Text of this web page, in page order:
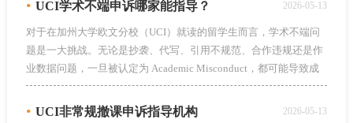
学生申诉辅导机构获得帮助，那么哪家好呢？
• UCI学术不端申诉哪家能指导？ 2026-05-13
对于在加州大学欧文分校（UCI）就读的留学生而言，学术不端问
题是一大挑战。无论是抄袭、代写、引用不规范、合作违规还是作
业数据问题，一旦被认定为 Academic Misconduct，都可能导致成
绩作废、警告甚至停学处理。面对复杂的申诉流程和严格的学术规
范，很多学生在收到指控后不知所措，因此寻求专业的留学生申诉
• UCI非常规撤课申诉指导机构 2026-05-13